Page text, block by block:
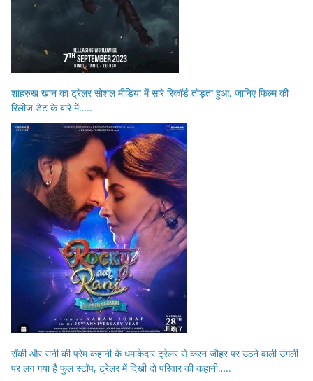
शाहरुख खान का ट्रेलर सोशल मीडिया में सारे रिकॉर्ड तोड़ता हुआ, जानिए फिल्म की
रिलीज डेट के बारे में…..
रॉकी और रानी की प्रेम कहानी के धमाकेदार ट्रेलर से करन जौहर पर उठने वाली उंगली
पर लग गया है फुल स्टॉप, ट्रेलर में दिखी दो परिवार की कहानी…..